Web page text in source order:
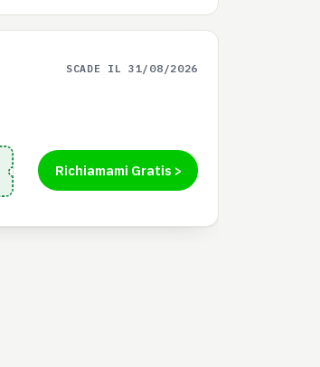
SCADE IL 31/08/2026
Richiamami Gratis >